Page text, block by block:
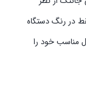
در رنگ دستگاه
مناسب خود را